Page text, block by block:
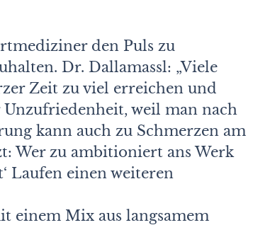
den Puls zu
Dr. Dallamassl: „Viele
Zeit zu viel erreichen und
weil man nach
kann auch zu Schmerzen am
Wer zu ambitioniert ans Werk
Laufen einen weiteren
einem Mix aus langsamem